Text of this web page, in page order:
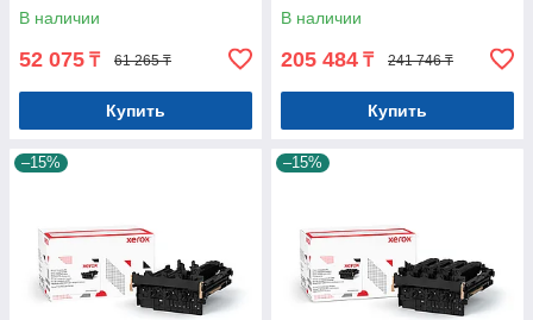
В наличии
52 075 ₸ 61 265 ₸
Купить
В наличии
205 484 ₸ 241 746 ₸
Купить
–15% –15%